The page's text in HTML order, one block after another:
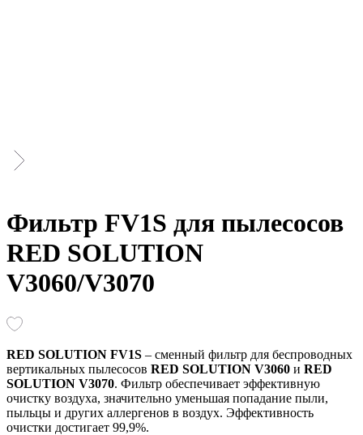
Фильтр FV1S для пылесосов
RED SOLUTION
V3060/V3070
RED SOLUTION FV1S – сменный фильтр для беспроводных
вертикальных пылесосов RED SOLUTION V3060 и RED
SOLUTION V3070. Фильтр обеспечивает эффективную
очистку воздуха, значительно уменьшая попадание пыли,
пыльцы и других аллергенов в воздух. Эффективность
очистки достигает 99,9%.